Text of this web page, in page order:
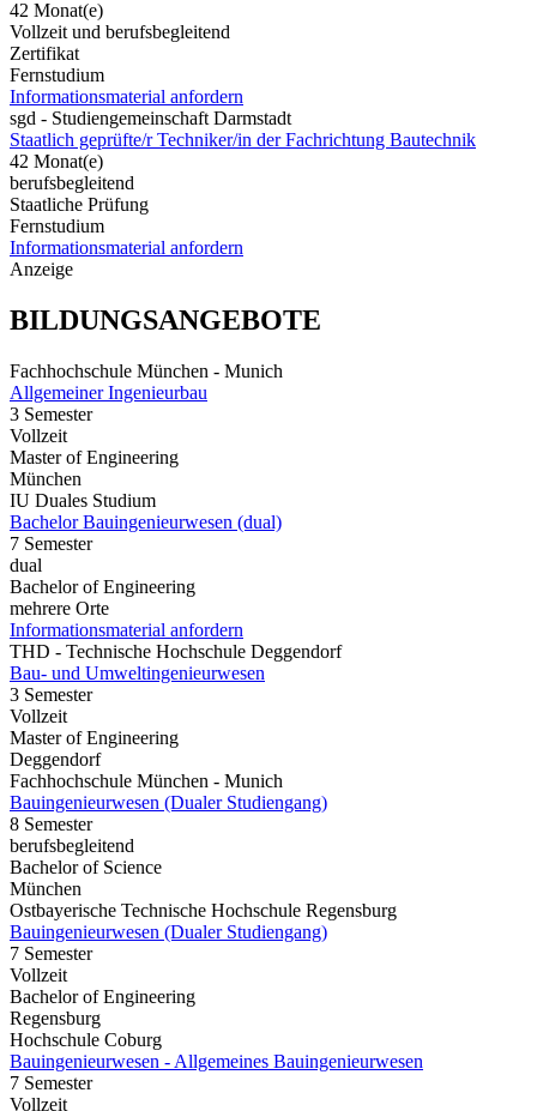
42 Monat(e)
Vollzeit und berufsbegleitend
Zertifikat
Fernstudium
Informationsmaterial anfordern
sgd - Studiengemeinschaft Darmstadt
Staatlich geprüfte/r Techniker/in der Fachrichtung Bautechnik
42 Monat(e)
berufsbegleitend
Staatliche Prüfung
Fernstudium
Informationsmaterial anfordern
Anzeige
BILDUNGSANGEBOTE
Fachhochschule München - Munich
Allgemeiner Ingenieurbau
3 Semester
Vollzeit
Master of Engineering
München
IU Duales Studium
Bachelor Bauingenieurwesen (dual)
7 Semester
dual
Bachelor of Engineering
mehrere Orte
Informationsmaterial anfordern
THD - Technische Hochschule Deggendorf
Bau- und Umweltingenieurwesen
3 Semester
Vollzeit
Master of Engineering
Deggendorf
Fachhochschule München - Munich
Bauingenieurwesen (Dualer Studiengang)
8 Semester
berufsbegleitend
Bachelor of Science
München
Ostbayerische Technische Hochschule Regensburg
Bauingenieurwesen (Dualer Studiengang)
7 Semester
Vollzeit
Bachelor of Engineering
Regensburg
Hochschule Coburg
Bauingenieurwesen - Allgemeines Bauingenieurwesen
7 Semester
Vollzeit